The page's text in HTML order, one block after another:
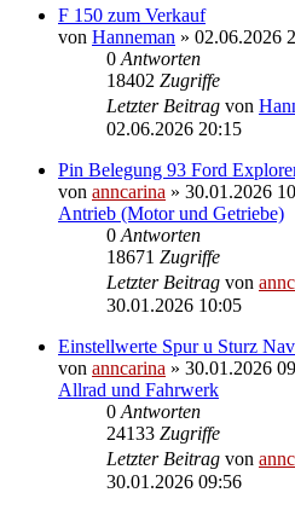
F 150 zum Verkauf
von Hanneman » 02.06.2026
0 Antworten
18402 Zugriffe
Letzter Beitrag von
02.06.2026 20:15
Pin Belegung 93 Ford
von anncarina » 30.01.2026
Antrieb (Motor und Getriebe)
0 Antworten
18671 Zugriffe
Letzter Beitrag von
30.01.2026 10:05
Einstellwerte Spur u Sturz
von anncarina » 30.01.2026
Allrad und Fahrwerk
0 Antworten
24133 Zugriffe
Letzter Beitrag von
30.01.2026 09:56